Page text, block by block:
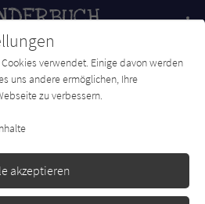
Charts Newsletter
Chroniken -
verwendet. Einige davon werden
uns andere ermöglichen, Ihre
zu verbessern.
akzeptieren